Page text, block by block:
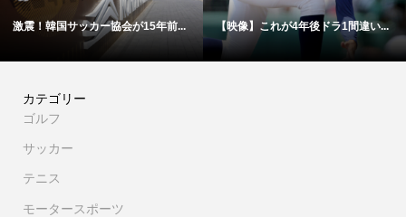
サッカー協会が15年前... 【映像】これが4年後ドラ1間違い... 「高橋遥
カテゴリー
ゴルフ
サッカー
テニス
モータースポーツ